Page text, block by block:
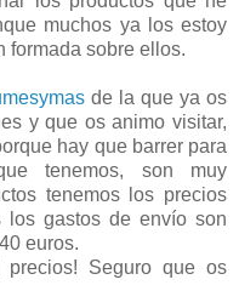
muchos ya los estoy
formada sobre ellos.
de la que ya os
y que os animo visitar,
hay que barrer para
tenemos, son muy
tenemos los precios
los gastos de envío son
euros.
precios! Seguro que os